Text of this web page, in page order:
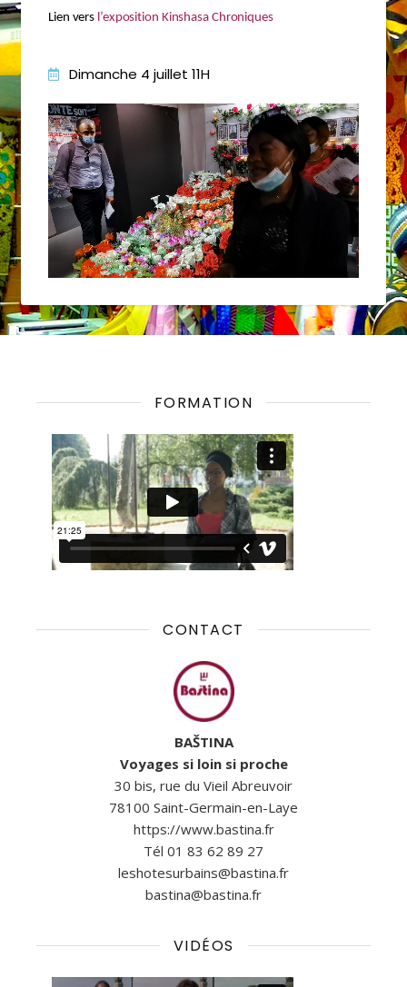
Lien vers l’exposition Kinshasa Chroniques
Dimanche 4 juillet 11H
FORMATION
CONTACT
BAŠTINA
Voyages si loin si proche
30 bis, rue du Vieil Abreuvoir
78100 Saint-Germain-en-Laye
https://www.bastina.fr
Tél 01 83 62 89 27
leshotesurbains@bastina.fr
bastina@bastina.fr
VIDÉOS